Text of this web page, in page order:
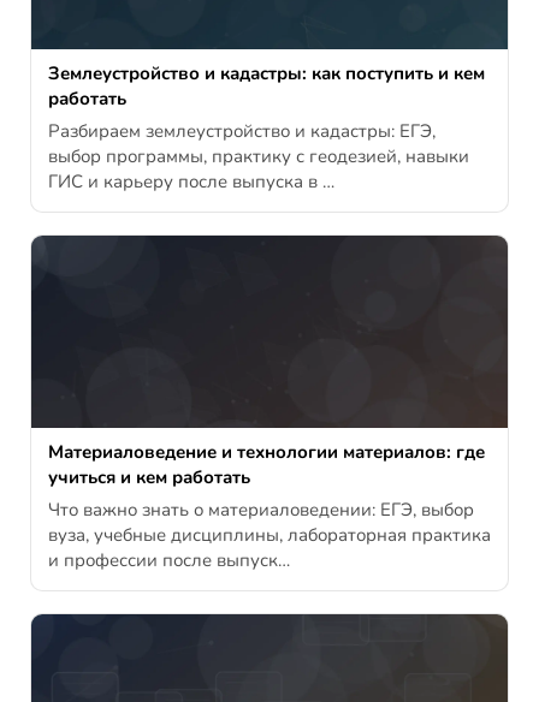
Землеустройство и кадастры: как поступить и кем
работать
Разбираем землеустройство и кадастры: ЕГЭ,
выбор программы, практику с геодезией, навыки
ГИС и карьеру после выпуска в …
Материаловедение и технологии материалов: где
учиться и кем работать
Что важно знать о материаловедении: ЕГЭ, выбор
вуза, учебные дисциплины, лабораторная практика
и профессии после выпуск…